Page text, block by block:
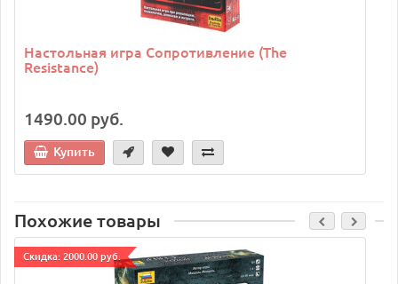
Настольная игра Сопротивление (The
Resistance)
1490.00 руб.
Купить
Похожие товары
Cкидка: 2000.00 руб.